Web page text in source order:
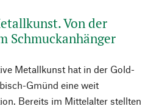
Von der
Schmuckanhänger
Metallkunst hat in der Gold-
Gmünd eine weit
Bereits im Mittelalter stellten